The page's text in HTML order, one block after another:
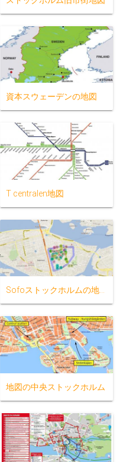
資本スウェーデンの地図
T centralen地図
Sofoストックホルムの地図
地図の中央ストックホルム